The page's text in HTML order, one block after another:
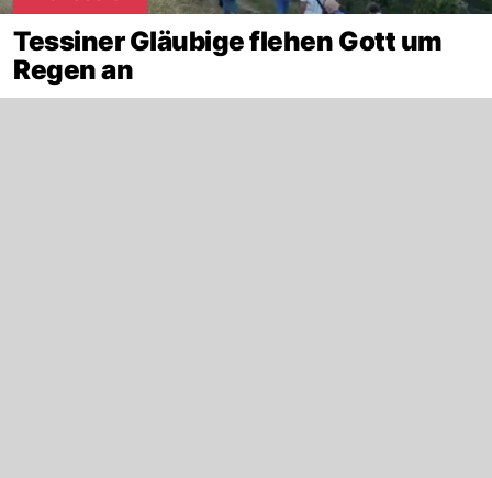
Tessiner Gläubige flehen Gott um
Regen an